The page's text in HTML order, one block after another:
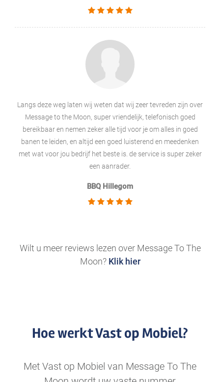
Langs deze weg laten wij weten dat wij zeer tevreden zijn over
Message to the Moon, super vriendelijk, telefonisch goed
bereikbaar en nemen zeker alle tijd voor je om alles in goed
banen te leiden, en altijd een goed luisterend en meedenken
met wat voor jou bedrijf het beste is. de service is super zeker
een aanrader.
BBQ Hillegom
Wilt u meer reviews lezen over Message To The
Moon? Klik hier
Hoe werkt Vast op Mobiel?
Met Vast op Mobiel van Message To The